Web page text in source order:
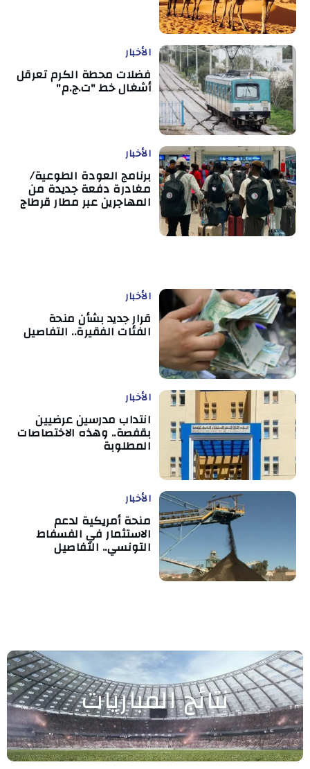
الأخبار
فضلات محطة الكرم تعرقل
أشغال خط "ت.ج.م"
الأخبار
برنامج العودة الطوعية/
مغادرة دفعة جديدة من
المهاجرين عبر مطار قرطاج
الأخبار
قرار جديد بشأن منحة
الفئات الفقيرة.. التفاصيل
الأخبار
انتداب مدرسين عرضيين
بقفصة.. وهذه الاختصاصات
المطلوبة
الأخبار
منحة أمريكية لدعم
الاستثمار في الفسفاط
التونسي.. التفاصيل
نتائج المباريات